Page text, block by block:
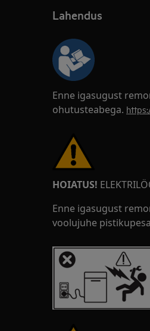
Lahendus
Enne igasugust
ohutusteabega.
HOIATUS!
Enne igasugust
voolujuhe